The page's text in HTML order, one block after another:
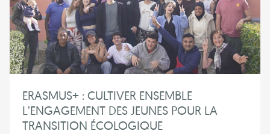
ERASMUS+ : CULTIVER ENSEMBLE
L’ENGAGEMENT DES JEUNES POUR LA
TRANSITION ÉCOLOGIQUE